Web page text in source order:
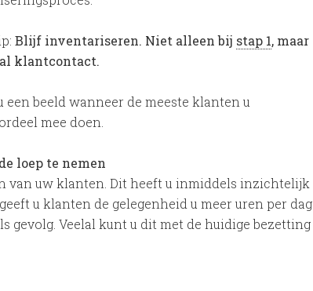
Blijf inventariseren. Niet alleen bij stap 1, maar
klantcontact.
een beeld wanneer de meeste klanten u
mee doen.
loep te nemen
van uw klanten. Dit heeft u inmiddels inzichtelijk
u klanten de gelegenheid u meer uren per dag
gevolg. Veelal kunt u dit met de huidige bezetting